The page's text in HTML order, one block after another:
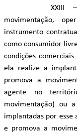
XXIII
movimentação,
instrumento
como consumidor
condições
ela realize a
promova a
agente no
movimentação) ou
implantadas por
e promova a